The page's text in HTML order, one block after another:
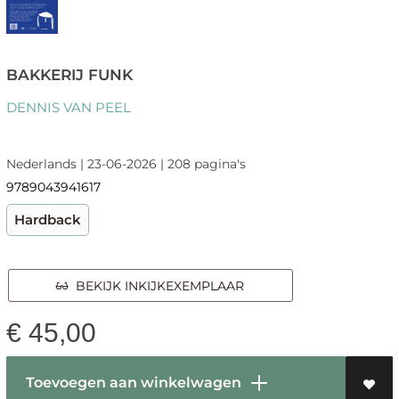
BAKKERIJ FUNK
DENNIS VAN PEEL
Nederlands | 23-06-2026 | 208 pagina's
9789043941617
Hardback
BEKIJK INKIJKEXEMPLAAR
€ 45,00
Toevoegen aan winkelwagen